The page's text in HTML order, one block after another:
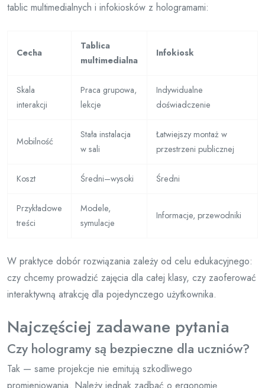
tablic multimedialnych i infokiosków z hologramami:
Cecha
Tablica
multimedialna
Infokiosk
Skala
interakcji
Praca grupowa,
lekcje
Indywidualne
doświadczenie
Mobilność
Stała instalacja
w sali
Łatwiejszy montaż w
przestrzeni publicznej
Koszt Średni–wysoki Średni
Przykładowe
treści
Modele,
symulacje
Informacje, przewodniki
W praktyce dobór rozwiązania zależy od celu edukacyjnego:
czy chcemy prowadzić zajęcia dla całej klasy, czy zaoferować
interaktywną atrakcję dla pojedynczego użytkownika.
Najczęściej zadawane pytania
Czy hologramy są bezpieczne dla uczniów?
Tak — same projekcje nie emitują szkodliwego